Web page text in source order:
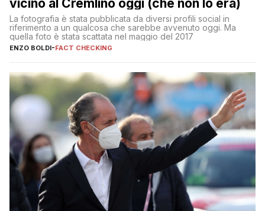
vicino al Cremlino oggi (che non lo era)
La fotografia è stata pubblicata da diversi profili social in
riferimento a un qualcosa che sarebbe avvenuto oggi. Ma
quella foto è stata scattata nel maggio del 2017
ENZO BOLDI-FACT CHECKING